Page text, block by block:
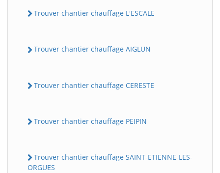
Trouver chantier chauffage L'ESCALE
Trouver chantier chauffage AIGLUN
Trouver chantier chauffage CERESTE
Trouver chantier chauffage PEIPIN
Trouver chantier chauffage SAINT-ETIENNE-LES-
ORGUES